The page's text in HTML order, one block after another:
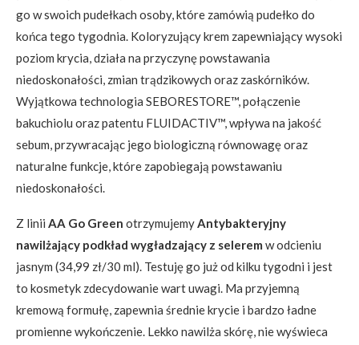
go w swoich pudełkach osoby, które zamówią pudełko do
końca tego tygodnia. Koloryzujący krem zapewniający wysoki
poziom krycia, działa na przyczynę powstawania
niedoskonałości, zmian trądzikowych oraz zaskórników.
Wyjątkowa technologia SEBORESTORE™, połączenie
bakuchiolu oraz patentu FLUIDACTIV™, wpływa na jakość
sebum, przywracając jego biologiczną równowagę oraz
naturalne funkcje, które zapobiegają powstawaniu
niedoskonałości.
Z linii AA Go Green otrzymujemyAntybakteryjny
nawilżający podkład wygładzający z selerem w odcieniu
jasnym (34,99 zł/30 ml). Testuję go już od kilku tygodni i jest
to kosmetyk zdecydowanie wart uwagi. Ma przyjemną
kremową formułę, zapewnia średnie krycie i bardzo ładne
promienne wykończenie. Lekko nawilża skórę, nie wyświeca